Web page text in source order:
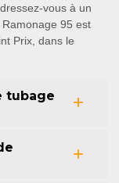
vous à un
95 est
Prix, dans le
tubage